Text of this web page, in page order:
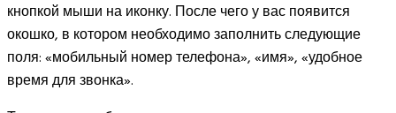
кнопкой мыши на иконку. После чего у вас появится
окошко, в котором необходимо заполнить следующие
поля: «мобильный номер телефона», «имя», «удобное
время для звонка».